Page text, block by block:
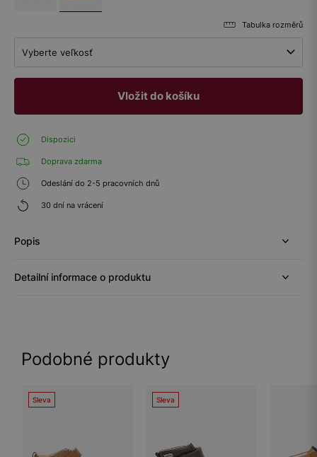
Tabulka rozměrů
Vyberte veľkosť
Vložit do košíku
Dispozici
Doprava zdarma
Odeslání do 2-5 pracovních dnů
30 dní na vrácení
Popis
Detailní informace o produktu
Podobné produkty
Sleva Sleva